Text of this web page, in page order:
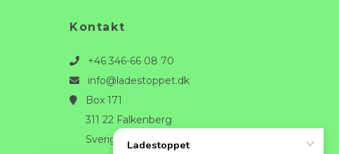
Kontakt
+46 346-66 08 70
info@ladestoppet.dk
Box 171
311 22 Falkenberg
Sverige